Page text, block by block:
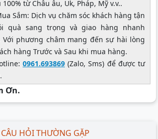
từ Châu âu, Uk, Pháp, Mỹ v.v..
Sắm: Dịch vụ chăm sóc khách hàng tận
quà sang trọng và giao hàng nhanh
Với phương châm mang đến sự hài lòng
hàng Trước và Sau khi mua hàng.
0961.693869 (Zalo, Sms) để được tư
Ơn.
CÂU HỎI THƯỜNG GẶP